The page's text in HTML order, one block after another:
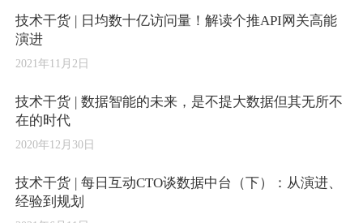
技术干货 | 日均数十亿访问量！解读个推API网关高能
演进
2021年11月2日
技术干货 | 数据智能的未来，是不提大数据但其无所不
在的时代
2020年12月30日
技术干货 | 每日互动CTO谈数据中台（下）：从演进、
经验到规划